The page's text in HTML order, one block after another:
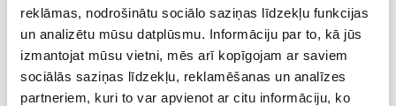
reklāmas, nodrošinātu sociālo saziņas līdzekļu funkcijas
un analizētu mūsu datplūsmu. Informāciju par to, kā jūs
izmantojat mūsu vietni, mēs arī kopīgojam ar saviem
sociālās saziņas līdzekļu, reklamēšanas un analīzes
partneriem, kuri to var apvienot ar citu informāciju, ko
Emocionālā un psiholoģiskā sagatavošanās
dzemdībām kopā ar Diānu Zandi tiešsaistē ZOOM.US
11.08 10:00-12:00
Brīvo vietu skaits: